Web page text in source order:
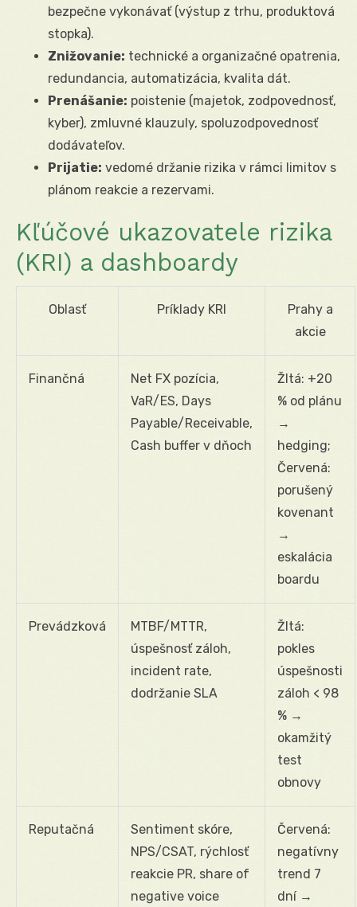
bezpečne vykonávať (výstup z trhu, produktová
stopka).
Znižovanie: technické a organizačné opatrenia,
redundancia, automatizácia, kvalita dát.
Prenášanie: poistenie (majetok, zodpovednosť,
kyber), zmluvné klauzuly, spoluzodpovednosť
dodávateľov.
Prijatie: vedomé držanie rizika v rámci limitov s
plánom reakcie a rezervami.
Kľúčové ukazovatele rizika
(KRI) a dashboardy
Oblasť Príklady KRI
Prahy a
akcie
Finančná
Net FX pozícia,
VaR/ES, Days
Payable/Receivable,
Cash buffer v dňoch
Žltá: +20
% od plánu
→
hedging;
Červená:
porušený
kovenant
→
eskalácia
boardu
Prevádzková
MTBF/MTTR,
úspešnosť záloh,
incident rate,
dodržanie SLA
Žltá:
pokles
úspešnosti
záloh < 98
% →
okamžitý
test
obnovy
Reputačná
Sentiment skóre,
NPS/CSAT, rýchlosť
reakcie PR, share of
negative voice
Červená:
negatívny
trend 7
dní →